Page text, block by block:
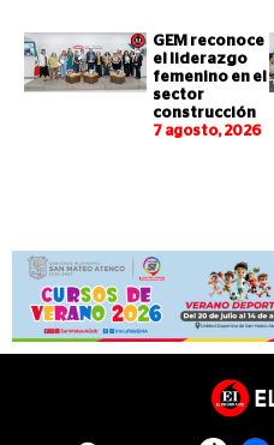
GEM reconoce
el liderazgo
femenino en el
sector
construcción
7 agosto, 2026